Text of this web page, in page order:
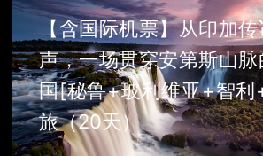
【含国际机票】从印加
声，一场贯穿安第斯山
国[秘鲁+玻利维亚+智利
旅（20天）